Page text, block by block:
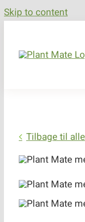
Skip to content
Tilbage til